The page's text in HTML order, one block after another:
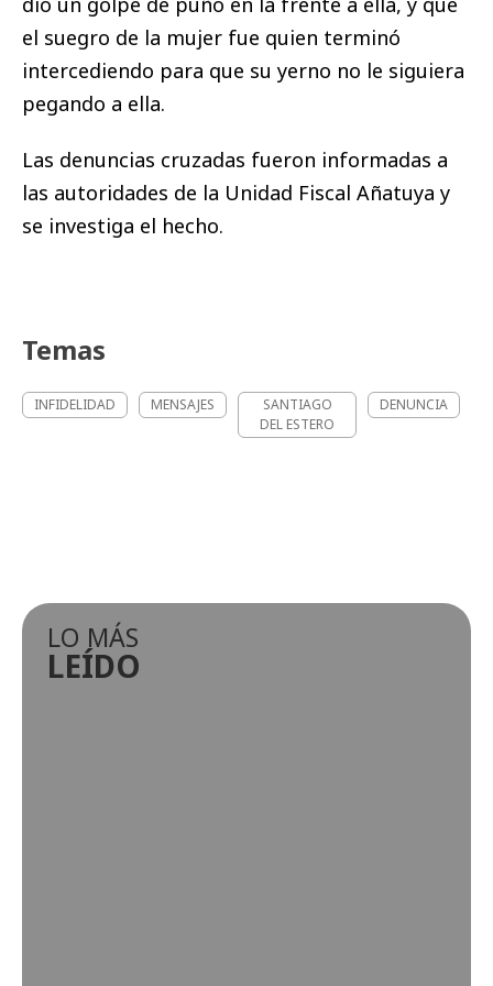
el suegro de la mujer fue quien terminó
intercediendo para que su yerno no le siguiera
pegando a ella.
Las denuncias cruzadas fueron informadas a
las autoridades de la Unidad Fiscal Añatuya y
se investiga el hecho.
Temas
INFIDELIDAD MENSAJES
SANTIAGO
DEL ESTERO
DENUNCIA
LO MÁS
LEÍDO